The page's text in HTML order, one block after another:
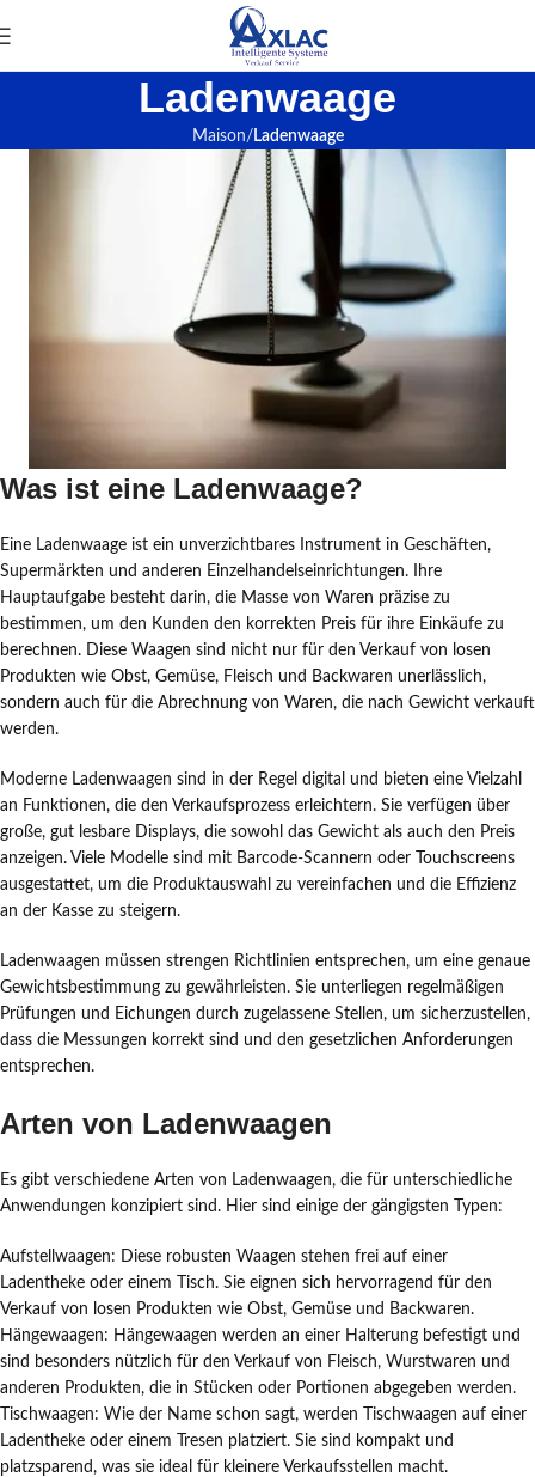
Ladenwaage
Maison Ladenwaage
Was ist eine Ladenwaage?
Eine Ladenwaage ist ein unverzichtbares Instrument in Geschäften,
Supermärkten und anderen Einzelhandelseinrichtungen. Ihre
Hauptaufgabe besteht darin, die Masse von Waren präzise zu
bestimmen, um den Kunden den korrekten Preis für ihre Einkäufe zu
berechnen. Diese Waagen sind nicht nur für den Verkauf von losen
Produkten wie Obst, Gemüse, Fleisch und Backwaren unerlässlich,
sondern auch für die Abrechnung von Waren, die nach Gewicht verkauft
werden.
Moderne Ladenwaagen sind in der Regel digital und bieten eine Vielzahl
an Funktionen, die den Verkaufsprozess erleichtern. Sie verfügen über
große, gut lesbare Displays, die sowohl das Gewicht als auch den Preis
anzeigen. Viele Modelle sind mit Barcode-Scannern oder Touchscreens
ausgestattet, um die Produktauswahl zu vereinfachen und die Effizienz
an der Kasse zu steigern.
Ladenwaagen müssen strengen Richtlinien entsprechen, um eine genaue
Gewichtsbestimmung zu gewährleisten. Sie unterliegen regelmäßigen
Prüfungen und Eichungen durch zugelassene Stellen, um sicherzustellen,
dass die Messungen korrekt sind und den gesetzlichen Anforderungen
entsprechen.
Arten von Ladenwaagen
Es gibt verschiedene Arten von Ladenwaagen, die für unterschiedliche
Anwendungen konzipiert sind. Hier sind einige der gängigsten Typen:
Aufstellwaagen: Diese robusten Waagen stehen frei auf einer
Ladentheke oder einem Tisch. Sie eignen sich hervorragend für den
Verkauf von losen Produkten wie Obst, Gemüse und Backwaren.
Hängewaagen: Hängewaagen werden an einer Halterung befestigt und
sind besonders nützlich für den Verkauf von Fleisch, Wurstwaren und
anderen Produkten, die in Stücken oder Portionen abgegeben werden.
Tischwaagen: Wie der Name schon sagt, werden Tischwaagen auf einer
Ladentheke oder einem Tresen platziert. Sie sind kompakt und
platzsparend, was sie ideal für kleinere Verkaufsstellen macht.